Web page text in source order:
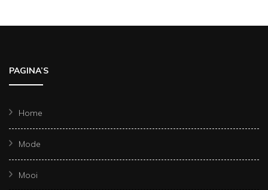
PAGINA’S
Home
Mode
Mooi